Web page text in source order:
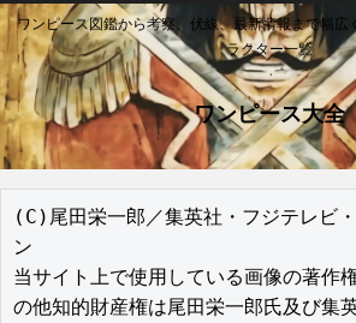
ワンピース図鑑から考察、伏線、最新情報まで幅広
ラクター一覧
ワンピース大全
(C)尾田栄一郎／集英社・フジテレビ
ン
当サイト上で使用している画像の著作
の他知的財産権は尾田栄一郎氏及び集